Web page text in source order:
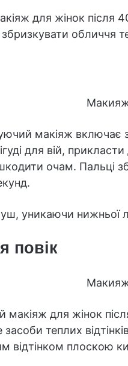
для жінок після
збризкувати обличчя
макіяж включає
для вій,
очам. Пальці
уникаючи нижньої
повік
макіяж для жінок
теплих
відтінком плоскою